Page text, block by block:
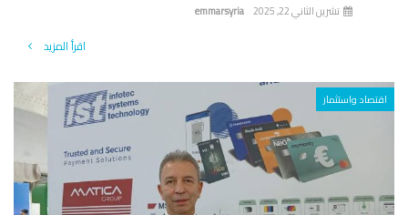
emmarsyria تشرين الثاني 22, 2025
اقرأ المزيد
واستثمار